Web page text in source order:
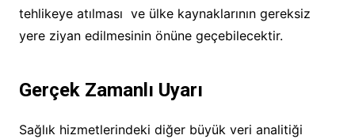
tehlikeye atılması ve ülke kaynaklarının gereksiz
yere ziyan edilmesinin önüne geçebilecektir.
Gerçek Zamanlı Uyarı
Sağlık hizmetlerindeki diğer büyük veri analitiği